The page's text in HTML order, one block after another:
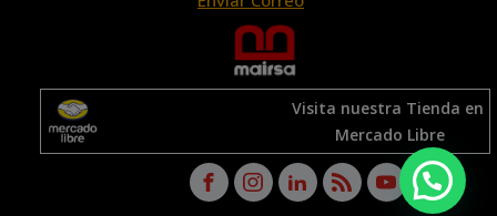
Visita nuestra Tienda en
Mercado Libre